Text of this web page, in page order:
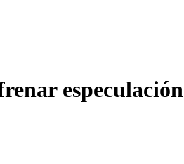
especulación